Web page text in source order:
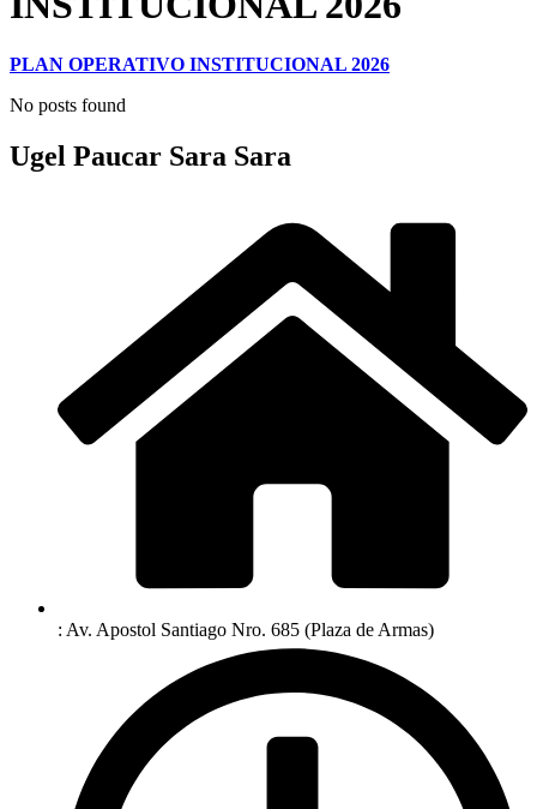
PLAN OPERATIVO INSTITUCIONAL 2026
No posts found
Ugel Paucar Sara Sara
: Av. Apostol Santiago Nro. 685 (Plaza de Armas)